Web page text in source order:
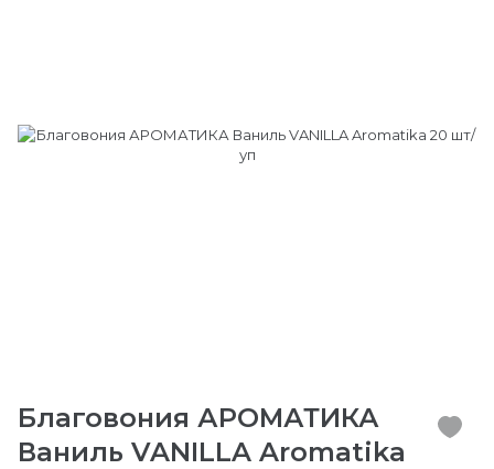
Благовония АРОМАТИКА
Ваниль VANILLA Aromatika